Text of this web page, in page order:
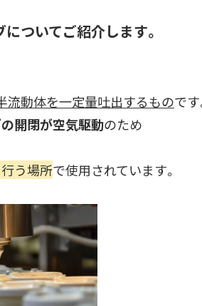
ついてご紹介します。
流動体を一定量吐出するものです
開閉が空気駆動のため
行う場所で使用されています。